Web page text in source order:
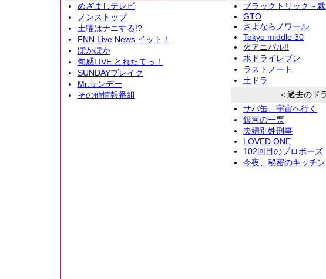
めざましテレビ
ノンストップ
土曜はナニする!?
FNN Live News イット！
ぽかぽか
旬感LIVE とれたてっ！
SUNDAYブレイク
Mr.サンデー
その他情報番組
ブラックトリック～
GTO
さよならノワール
Tokyo middle 30
火アニバル!!
水ドライレブン
ラストノート
土ドラ
＜過去のド
サバ缶、宇宙へ行く
銀河の一票
夫婦別姓刑事
LOVED ONE
102回目のプロポーズ
今夜、秘密のキッチ